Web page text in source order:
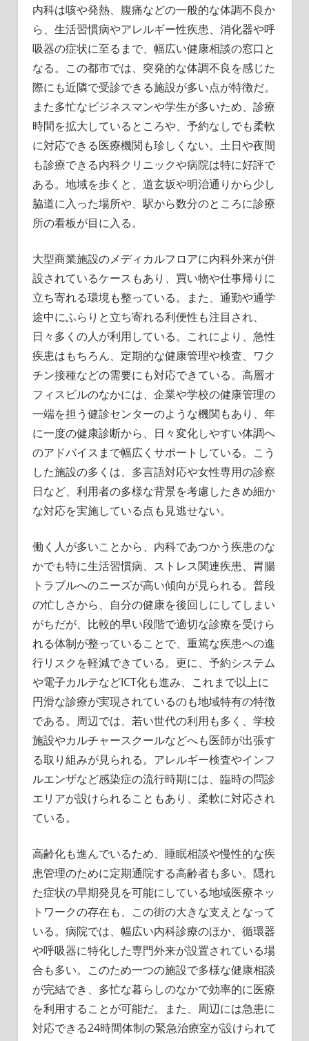
内科は咳や発熱、腹痛などの一般的な体調不良か
ら、生活習慣病やアレルギー性疾患、消化器や呼
吸器の症状に至るまで、幅広い健康相談の窓口と
なる。この都市では、突発的な体調不良を感じた
際にも近隣で受診できる施設が多い点が特徴だ。
また多忙なビジネスマンや学生が多いため、診療
時間を拡大しているところや、予約なしでも柔軟
に対応できる医療機関も珍しくない。土日や夜間
も診療できる内科クリニックや病院は特に好評で
ある。地域を歩くと、道玄坂や明治通りから少し
脇道に入った場所や、駅から数分のところに診療
所の看板が目に入る。
大型商業施設のメディカルフロアに内科外来が併
設されているケースもあり、買い物や仕事帰りに
立ち寄れる環境も整っている。また、通勤や通学
途中にふらりと立ち寄れる利便性も注目され、
日々多くの人が利用している。これにより、急性
疾患はもちろん、定期的な健康管理や検査、ワク
チン接種などの需要にも対応できている。高層オ
フィスビルのなかには、企業や学校の健康管理の
一端を担う健診センターのような機関もあり、年
に一度の健康診断から、日々変化しやすい体調へ
のアドバイスまで幅広くサポートしている。こう
した施設の多くは、多言語対応や女性専用の診察
日など、利用者の多様な背景を考慮したきめ細か
な対応を実施している点も見逃せない。
働く人が多いことから、内科であつかう疾患のな
かでも特に生活習慣病、ストレス関連疾患、胃腸
トラブルへのニーズが高い傾向が見られる。普段
の忙しさから、自分の健康を後回しにしてしまい
がちだが、比較的早い段階で適切な診療を受けら
れる体制が整っていることで、重篤な疾患への進
行リスクを軽減できている。更に、予約システム
や電子カルテなどICT化も進み、これまで以上に
円滑な診療が実現されているのも地域特有の特徴
である。周辺では、若い世代の利用も多く、学校
施設やカルチャースクールなどへも医師が出張す
る取り組みが見られる。アレルギー検査やインフ
ルエンザなど感染症の流行時期には、臨時の問診
エリアが設けられることもあり、柔軟に対応され
ている。
高齢化も進んでいるため、睡眠相談や慢性的な疾
患管理のために定期通院する高齢者も多い。隠れ
た症状の早期発見を可能にしている地域医療ネッ
トワークの存在も、この街の大きな支えとなって
いる。病院では、幅広い内科診療のほか、循環器
や呼吸器に特化した専門外来が設置されている場
合も多い。このため一つの施設で多様な健康相談
が完結でき、多忙な暮らしのなかで効率的に医療
を利用することが可能だ。また、周辺には急患に
対応できる24時間体制の緊急治療室が設けられて